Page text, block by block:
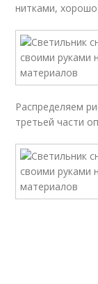
нитками,
Распределяем
третьей части